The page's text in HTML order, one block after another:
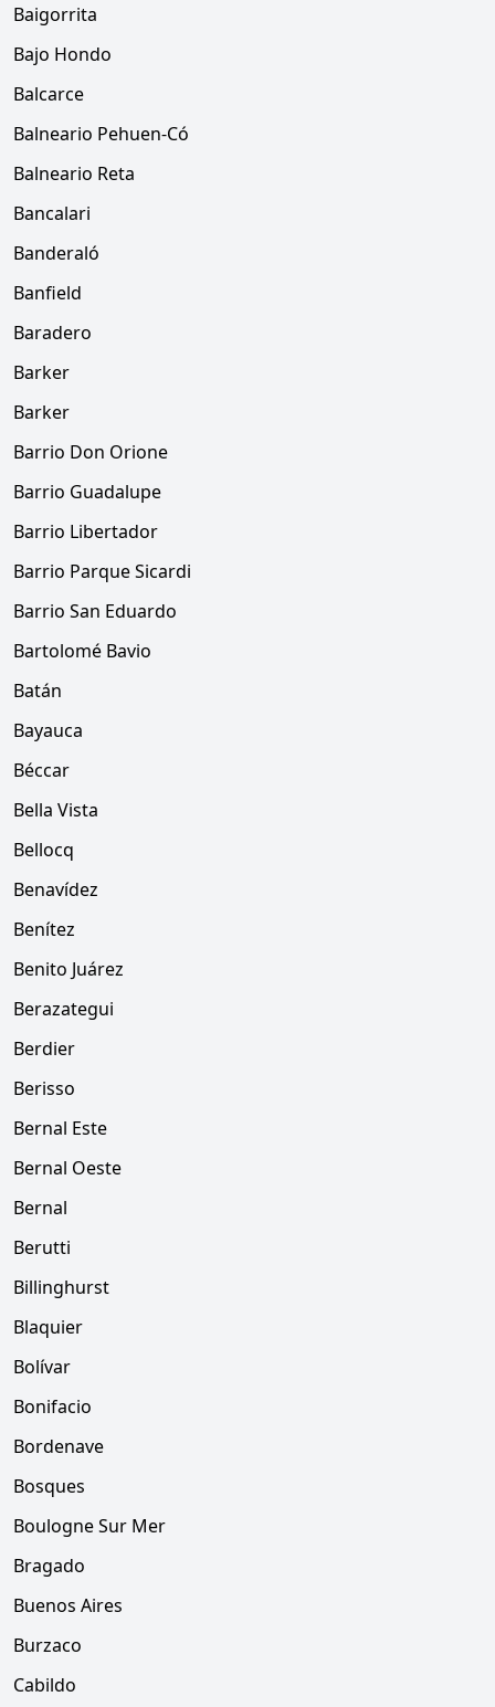
Baigorrita
Bajo Hondo
Balcarce
Balneario Pehuen-Có
Balneario Reta
Bancalari
Banderaló
Banfield
Baradero
Barker
Barker
Barrio Don Orione
Barrio Guadalupe
Barrio Libertador
Barrio Parque Sicardi
Barrio San Eduardo
Bartolomé Bavio
Batán
Bayauca
Béccar
Bella Vista
Bellocq
Benavídez
Benítez
Benito Juárez
Berazategui
Berdier
Berisso
Bernal Este
Bernal Oeste
Bernal
Berutti
Billinghurst
Blaquier
Bolívar
Bonifacio
Bordenave
Bosques
Boulogne Sur Mer
Bragado
Buenos Aires
Burzaco
Cabildo